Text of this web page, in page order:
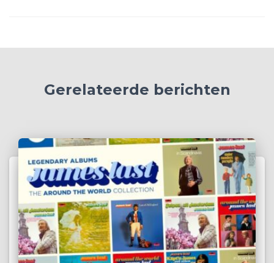
Gerelateerde berichten